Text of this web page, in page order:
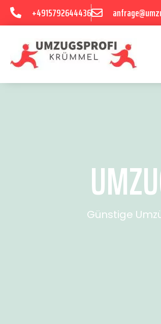
+4915792644436
Günstige